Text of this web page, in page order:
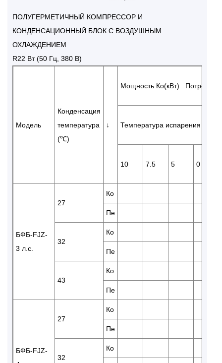
ПОЛУГЕРМЕТИЧНЫЙ КОМПРЕССОР И
КОНДЕНСАЦИОННЫЙ БЛОК С ВОЗДУШНЫМ
ОХЛАЖДЕНИЕМ
R22 Вт (50 Гц, 380 В)
Модель
Конденсация
температура
(℃)
↓
Мощность Ко(кВт)
Температура испарения (℃)
10 7.5 5 0
БФБ-FJZ-
3 л.с.
27
Ко
Пе
32
Ко
Пе
43
Ко
Пе
БФБ-FJZ-
27
Ко
Пе
32
Ко